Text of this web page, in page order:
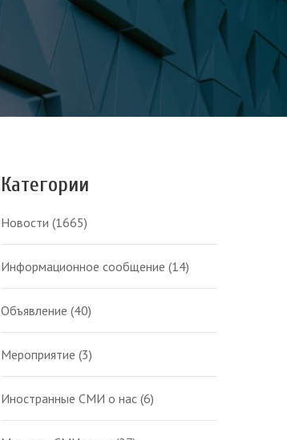
Категории
Новости (1665)
Информационное сообщение (14)
Объявление (40)
Мероприятие (3)
Иностранные СМИ о нас (6)